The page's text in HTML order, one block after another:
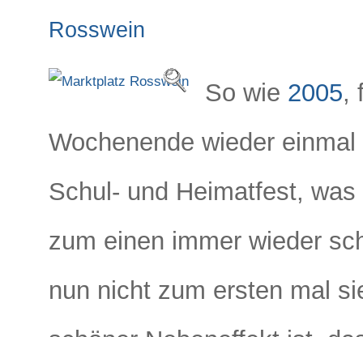
Rosswein
So wie 2005,
Wochenende wieder
Schul- und Heimatfest,
zum einen immer wieder
nun nicht zum ersten mal